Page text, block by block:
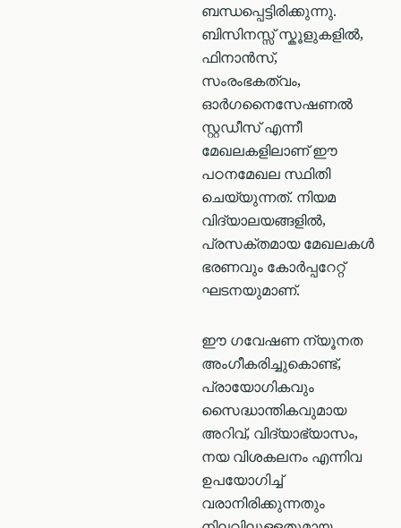
ബന്ധപ്പെട്ടിരിക്കുന്നു.
ബിസിനസ്സ് സ്കൂളുകളിൽ,
ഫിനാൻസ്,
സംരംഭകത്വം,
ഓർഗനൈസേഷണൽ
സ്റ്റഡീസ് എന്നീ
മേഖലകളിലാണ് ഈ
പഠനമേഖല സ്ഥിതി
ചെയ്യുന്നത്. നിയമ
വിദ്യാലയങ്ങളില്‍,
പ്രസക്തമായ മേഖലകൾ
ഭരണവും കോർപ്പറേറ്റ്
ഘടനയുമാണ്.
ഈ ഗവേഷണ ന്യൂനത
അംഗീകരിച്ചുകൊണ്ട്,
പ്രായോഗികവും
സൈദ്ധാന്തികവുമായ
അറിവ്, വിദ്യാഭ്യാസം,
നയ വിശകലനം എന്നിവ
ഉപയോഗിച്ച്
വരാനിരിക്കുന്നതും